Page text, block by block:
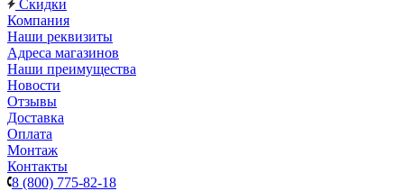
Скидки
Компания
Наши реквизиты
Адреса магазинов
Наши преимущества
Новости
Отзывы
Доставка
Оплата
Монтаж
Контакты
8 (800) 775-82-18